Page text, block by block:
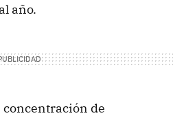
año.
concentración de